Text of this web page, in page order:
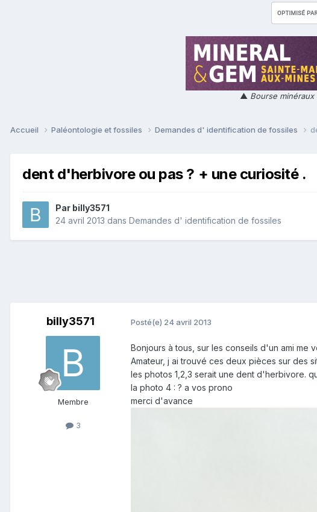
▲ Bourse
Accueil Paléontologie et fossiles Demandes d' identification de fossiles
dent d'herbivore ou pas ? + une curiosité .
Par billy3571
24 avril 2013 dans Demandes d' identification de fossiles
billy3571
Membre
3
Posté(e) 24 avril 2013
Bonjours à tous, sur les conseils d'un ami me
Amateur, j ai trouvé ces deux pièces sur des
les photos 1,2,3 serait une dent d'herbivore.
la photo 4 : ? a vos prono
merci d'avance